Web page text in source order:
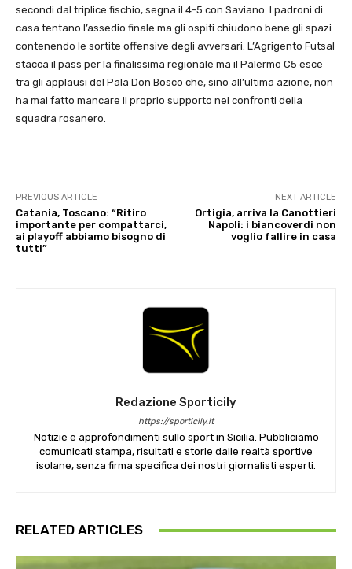
secondi dal triplice fischio, segna il 4-5 con Saviano. I padroni di
casa tentano l’assedio finale ma gli ospiti chiudono bene gli spazi
contenendo le sortite offensive degli avversari. L’Agrigento Futsal
stacca il pass per la finalissima regionale ma il Palermo C5 esce
tra gli applausi del Pala Don Bosco che, sino all’ultima azione, non
ha mai fatto mancare il proprio supporto nei confronti della
squadra rosanero.
PREVIOUS ARTICLE
Catania, Toscano: “Ritiro
importante per compattarci,
ai playoff abbiamo bisogno di
tutti”
NEXT ARTICLE
Ortigia, arriva la Canottieri
Napoli: i biancoverdi non
voglio fallire in casa
Redazione Sporticily
https://sporticily.it
Notizie e approfondimenti sullo sport in Sicilia. Pubbliciamo
comunicati stampa, risultati e storie dalle realtà sportive
isolane, senza firma specifica dei nostri giornalisti esperti.
RELATED ARTICLES